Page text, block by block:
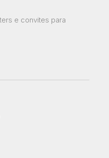
e convites para